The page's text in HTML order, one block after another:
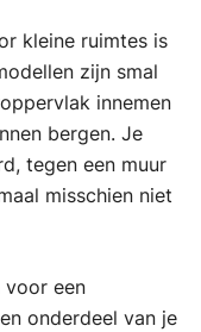
kleine ruimtes is
zijn smal
innemen
bergen. Je
tegen een muur
misschien niet
voor een
onderdeel van je